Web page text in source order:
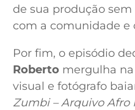
de sua produção
com a comunidade e
Por fim, o episódio
Robertomergulha na
visual e fotógrafo
Zumbi – Arquivo Afro